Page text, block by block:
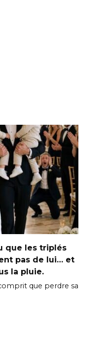
que les triplés
pas de lui… et
la pluie.
que perdre sa